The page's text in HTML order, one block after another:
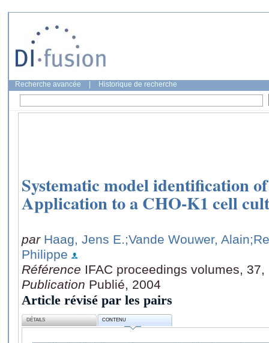
Recherche avancée Historique de recherche
Systematic model identification
Application to a CHO-K1 cell
par Haag, Jens E.;Vande Wouwer, Alain
Philippe
Référence IFAC proceedings volumes,
Publication Publié, 2004
Article révisé par les pairs
DÉTAILS CONTENU